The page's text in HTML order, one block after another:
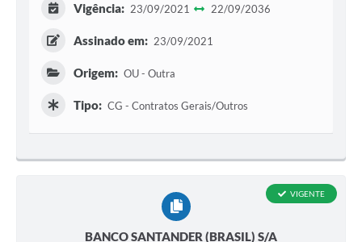
Vigência: 23/09/2021 22/09/2036
Assinado em: 23/09/2021
Origem: OU - Outra
Tipo: CG - Contratos Gerais/Outros
BANCO SANTANDER (BRASIL) S/A
VIGENTE